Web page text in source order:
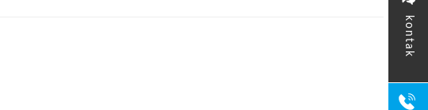
kontak